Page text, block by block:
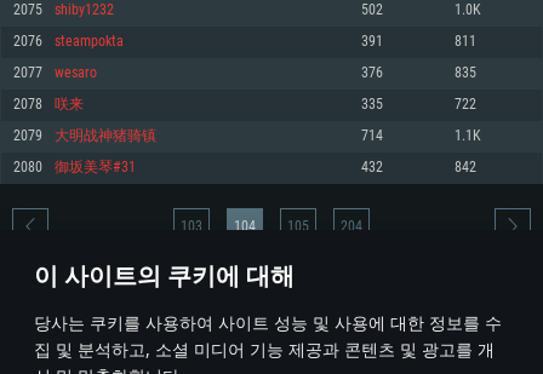
이 사이트의 쿠키에 대해
당사는 쿠키를 사용하여 사이트 성능 및 사용에 대한 정보를 수
집 및 분석하고, 소셜 미디어 기능 제공과 콘텐츠 및 광고를 개
권장 사양
570 혹은 그 이상
여유 저장 공간: 62.2 GB (전체 클라이언트)
권장 사양
네트워크: 브로드밴드 인터넷
여유 저장 공간: 62.2 GB (전체 클라이언트)
권장 사양
운영체제: Ubuntu 20.04 64bit
프로세서: Intel Core i7
메모리: 16 GB
그래픽 카드: Vulkan 을 지원하고, 최신 그래픽 드라이버를 지원하는 NVIDIA
1060 (6개월 미만) 혹은 그와 동급의 성능을 가지며 최신 그래픽 드라이버를
지원하는 AMD RX 570 (6개월 미만; 최소사양 지원 해상도 720p) 이상
여유 저장 공간: 62.2 GB (전체 클라이언트)
2075 shiby1232 502 1.0K
2076 steampokta 391 811
2077 wesaro 376 835
2078 咲来 335 722
2079 大明战神猪骑镇 714 1.1K
2080 御坂美琴#31 432 842
* 순위표는 매일 1회 갱신됩니다
103 104 105 204